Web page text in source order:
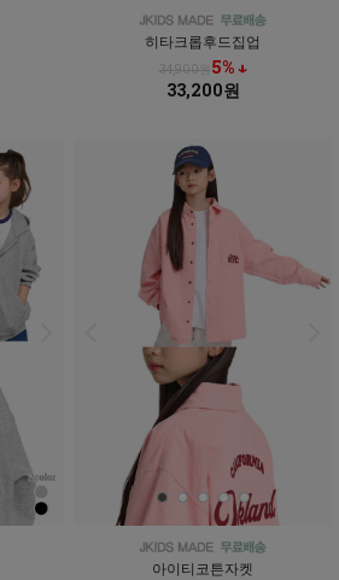
히타크롭후드집업
34,900원 5% ↓
33,200원
아이티코튼자켓